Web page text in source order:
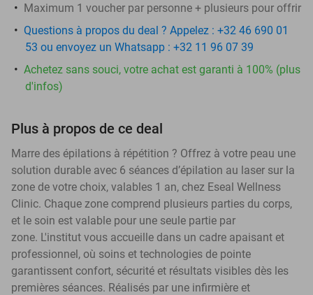
Maximum 1 voucher par personne + plusieurs pour offrir
Questions à propos du deal ? Appelez : +32 46 690 01
53 ou envoyez un Whatsapp : +32 11 96 07 39
Achetez sans souci, votre achat est garanti à 100% (plus
d'infos)
Plus à propos de ce deal
Marre des épilations à répétition ? Offrez à votre peau une
solution durable avec 6 séances d’épilation au laser sur la
zone de votre choix, valables 1 an, chez Eseal Wellness
Clinic. Chaque zone comprend plusieurs parties du corps,
et le soin est valable pour une seule partie par
zone. L'institut vous accueille dans un cadre apaisant et
professionnel, où soins et technologies de pointe
garantissent confort, sécurité et résultats visibles dès les
premières séances. Réalisés par une infirmière et